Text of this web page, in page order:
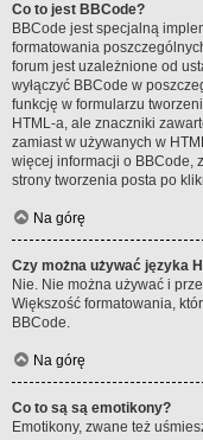
Co to jest BBCode?
BBCode jest specjalną
formatowania
forum jest uzależnione od
wyłączyć BBCode w
funkcję w formularzu
HTML-a, ale znaczniki
zamiast w używanych w
więcej informacji o BBCode,
strony tworzenia posta po
Na górę
Czy można używać języka
Nie. Nie można używać i
Większość formatowania,
BBCode.
Na górę
Co to są są emotikony?
Emotikony, zwane też